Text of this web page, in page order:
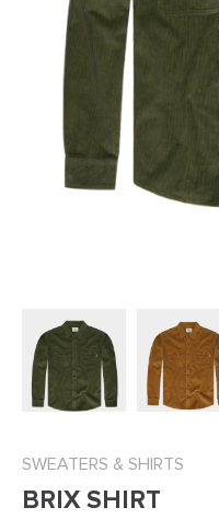
SWEATERS & SHIRTS
BRIX SHIRT